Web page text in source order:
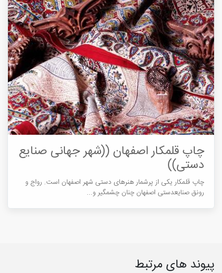
چاپ قلمکار اصفهان ((شهر جهانی صنایع
دستی))
چاپ قلمکار یکی از پرشمار هنرهای دستی شهر اصفهان است. رواج و
رونق صنایع­دستی اصفهان چنان چشم­گیر و...
پیوند های مرتبط